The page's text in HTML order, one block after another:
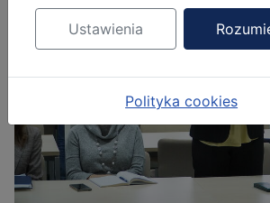
Ustawienia
Polityka cookies